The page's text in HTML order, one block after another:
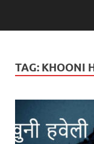
TAG: KHOONI